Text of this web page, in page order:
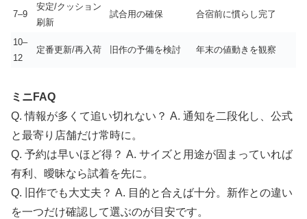
7–9
安定/クッション
刷新
試合用の確保 合宿前に慣らし完了
10–
12
定番更新/再入荷 旧作の予備を検討 年末の値動きを観察
ミニFAQ
Q. 情報が多くて追い切れない？ A. 通知を二段化し、公式
と最寄り店舗だけ常時に。
Q. 予約は早いほど得？ A. サイズと用途が固まっていれば
有利、曖昧なら試着を先に。
Q. 旧作でも大丈夫？ A. 目的と合えば十分。新作との違い
を一つだけ確認して選ぶのが目安です。